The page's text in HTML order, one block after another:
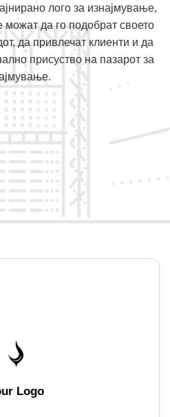
лого за изнајмување,
можат да го подобрат своето
да привлечат клиенти и да
присуство на пазарот за
Logo